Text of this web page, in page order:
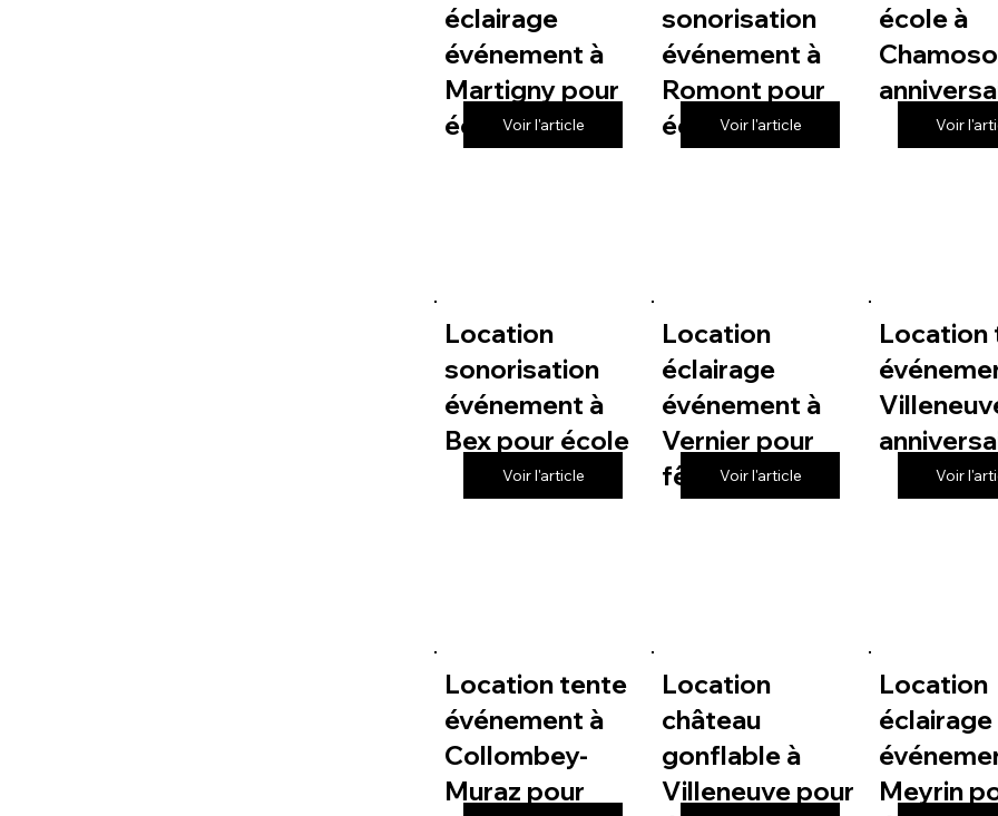
éclairage
événement à
Martigny pour
écoleVoir l'article
sonorisation
événement à
Romont pour
écoleVoir l'article
école à
Voir
Location
sonorisation
événement à
Bex pour école
Voir l'article
Location
éclairage
événement à
Vernier pour
fête de village
Voir l'article
Location
Voir
Location tente
événement à
Collombey-
Muraz pour
Location
château
gonflable à
Villeneuve pour
Location
éclairage
Meyrin